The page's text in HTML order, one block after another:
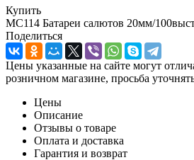
Купить
MC114 Батареи салютов 20мм/
Поделиться
Цены указанные на сайте могут
розничном магазине, просьба
Цены
Описание
Отзывы о товаре
Оплата и доставка
Гарантия и возврат